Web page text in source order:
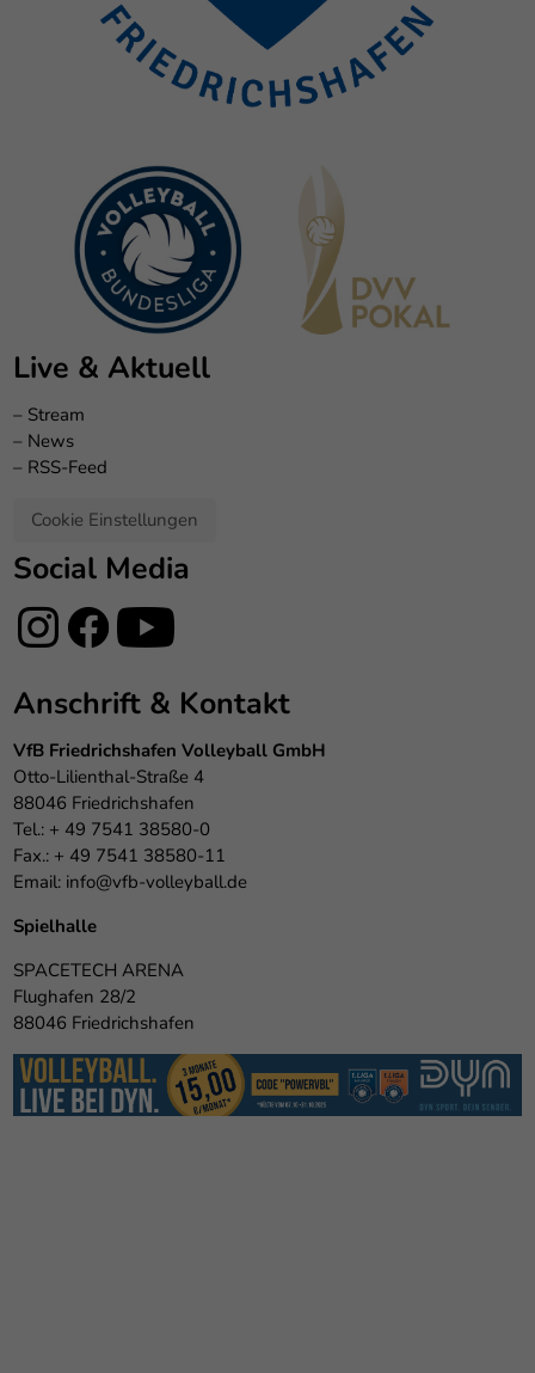
Live & Aktuell
– Stream
– News
– RSS-Feed
Cookie Einstellungen
Social Media
Anschrift & Kontakt
VfB Friedrichshafen Volleyball GmbH
Otto-Lilienthal-Straße 4
88046 Friedrichshafen
Tel.: + 49 7541 38580-0
Fax.: + 49 7541 38580-11
Email: info@vfb-volleyball.de
Spielhalle
SPACETECH ARENA
Flughafen 28/2
88046 Friedrichshafen